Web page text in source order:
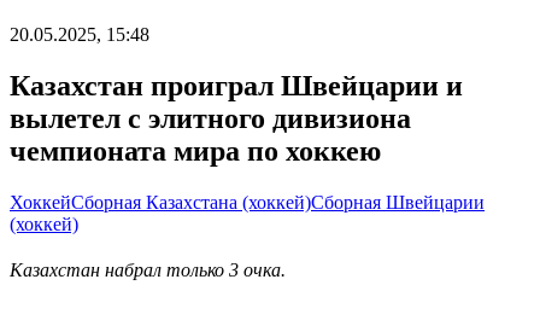
20.05.2025, 15:48
Казахстан проиграл Швейцарии и
вылетел с элитного дивизиона
чемпионата мира по хоккею
ХоккейСборная Казахстана (хоккей)Сборная Швейцарии
(хоккей)
Казахстан набрал только 3 очка.